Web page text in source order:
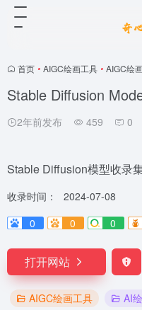
首页 • AIGC绘画工具 • AIGC绘
Stable Diffusion
2年前发布 459 0
Stable Diffusion模型收录
收录时间：
2024-07-08
0
0 0
打开网站
AIGC绘画工具 AI